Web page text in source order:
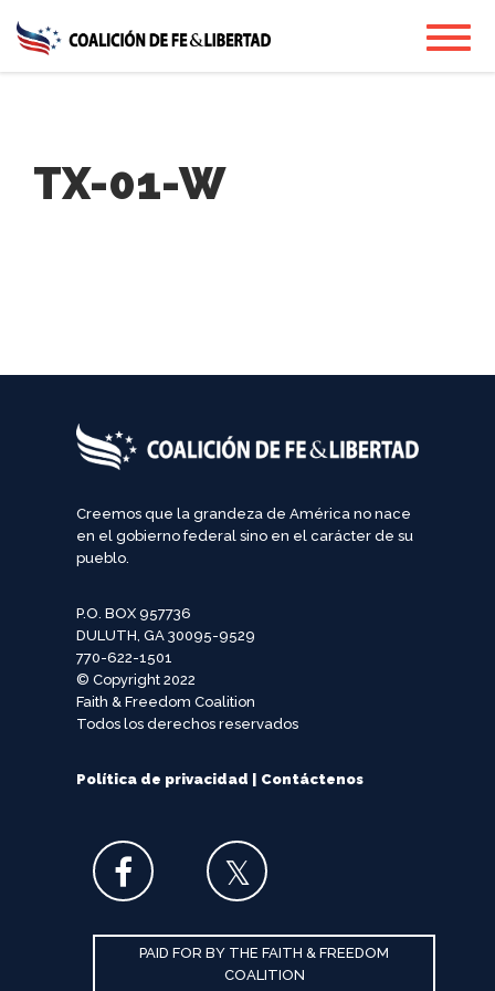
main
content
TX-01-W
Creemos que la grandeza de América no nace
en el gobierno federal sino en el carácter de su
pueblo.
P.O. BOX 957736
DULUTH, GA 30095-9529
770-622-1501
© Copyright 2022
Faith & Freedom Coalition
Todos los derechos reservados
Política de privacidad Contáctenos
PAID FOR BY THE FAITH & FREEDOM
COALITION